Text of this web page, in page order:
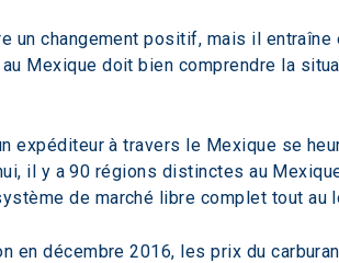
un changement positif, mais il
Mexique doit bien comprendre la
expéditeur à travers le Mexique se
il y a 90 régions distinctes au
de marché libre complet tout au
en décembre 2016, les prix du